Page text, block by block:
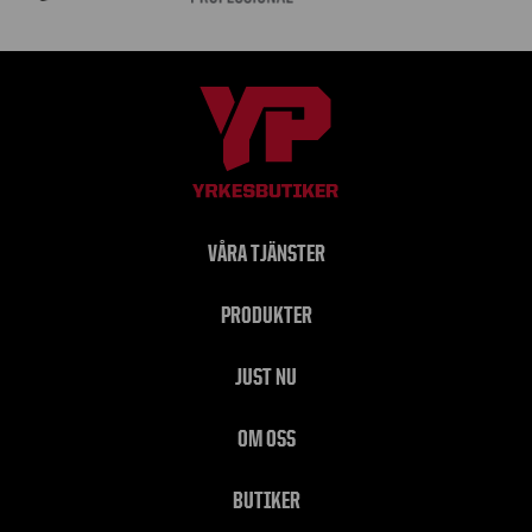
VÅRA TJÄNSTER
PRODUKTER
JUST NU
OM OSS
BUTIKER